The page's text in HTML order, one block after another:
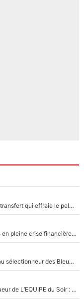
Paul Seixas chez UAE avec Tadej Pogacar : Le transfert qui effraie le peloton, «c’est la pire des choses qui puisse arriver»
Grégory Lorenzi doit renoncer à cinq signatures en pleine crise financière : L’IA propose sept noms à l’OM pour un mercato réussi... à seulement 5M€ !
«Plus grand, je ferai chauffeur-livreur» : Nouveau sélectionneur des Bleus, Zinédine Zidane s’était imaginé un avenir très différent lorsqu'il était enfant
Johan Micoud en conflit avec un autre chroniqueur de L’EQUIPE du Soir : «Pendant un moment, je ne les ai pas remis ensemble dans l'émission»